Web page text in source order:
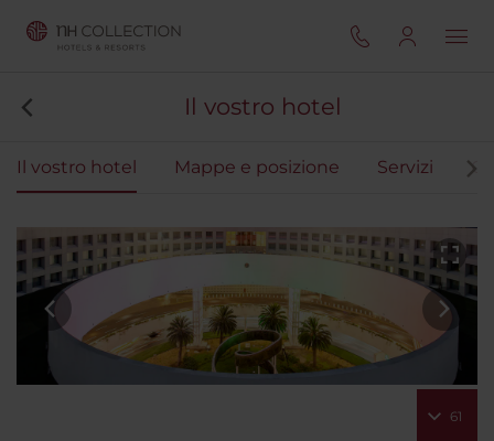
Il vostro hotel
Il vostro hotel Mappe e posizione Servizi
61